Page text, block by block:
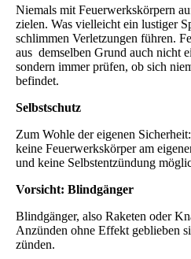
Niemals mit Feuerwerkskörpern
zielen. Was vielleicht ein lustiger
schlimmen Verletzungen führen.
aus demselben Grund auch nicht
sondern immer prüfen, ob sich
befindet.
Selbstschutz
Zum Wohle der eigenen
keine Feuerwerkskörper am
und keine Selbstentzündung
Vorsicht: Blindgänger
Blindgänger, also Raketen oder
Anzünden ohne Effekt geblieben
zünden.